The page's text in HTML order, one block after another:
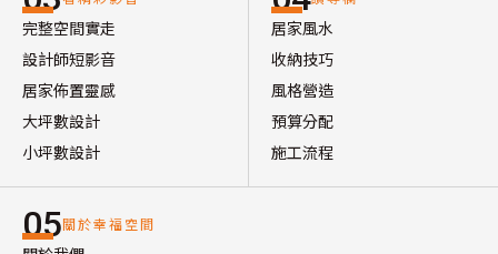
完整空間實走
設計師短影音
居家佈置靈感
大坪數設計
小坪數設計
居家風水
收納技巧
風格營造
預算分配
施工流程
05關於幸福空間